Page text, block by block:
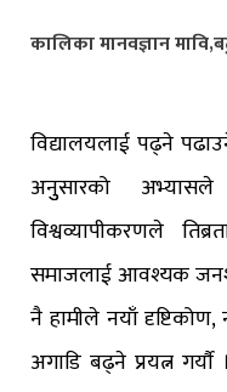
कालिका मानवज्ञान
विद्यालयलाई पढ्ने
अनुुसारको
विश्वव्यापीकरणले
समाजलाई आवश्यक
नै हामीले नयाँ
अगाडि बढ्ने प्रयत्न